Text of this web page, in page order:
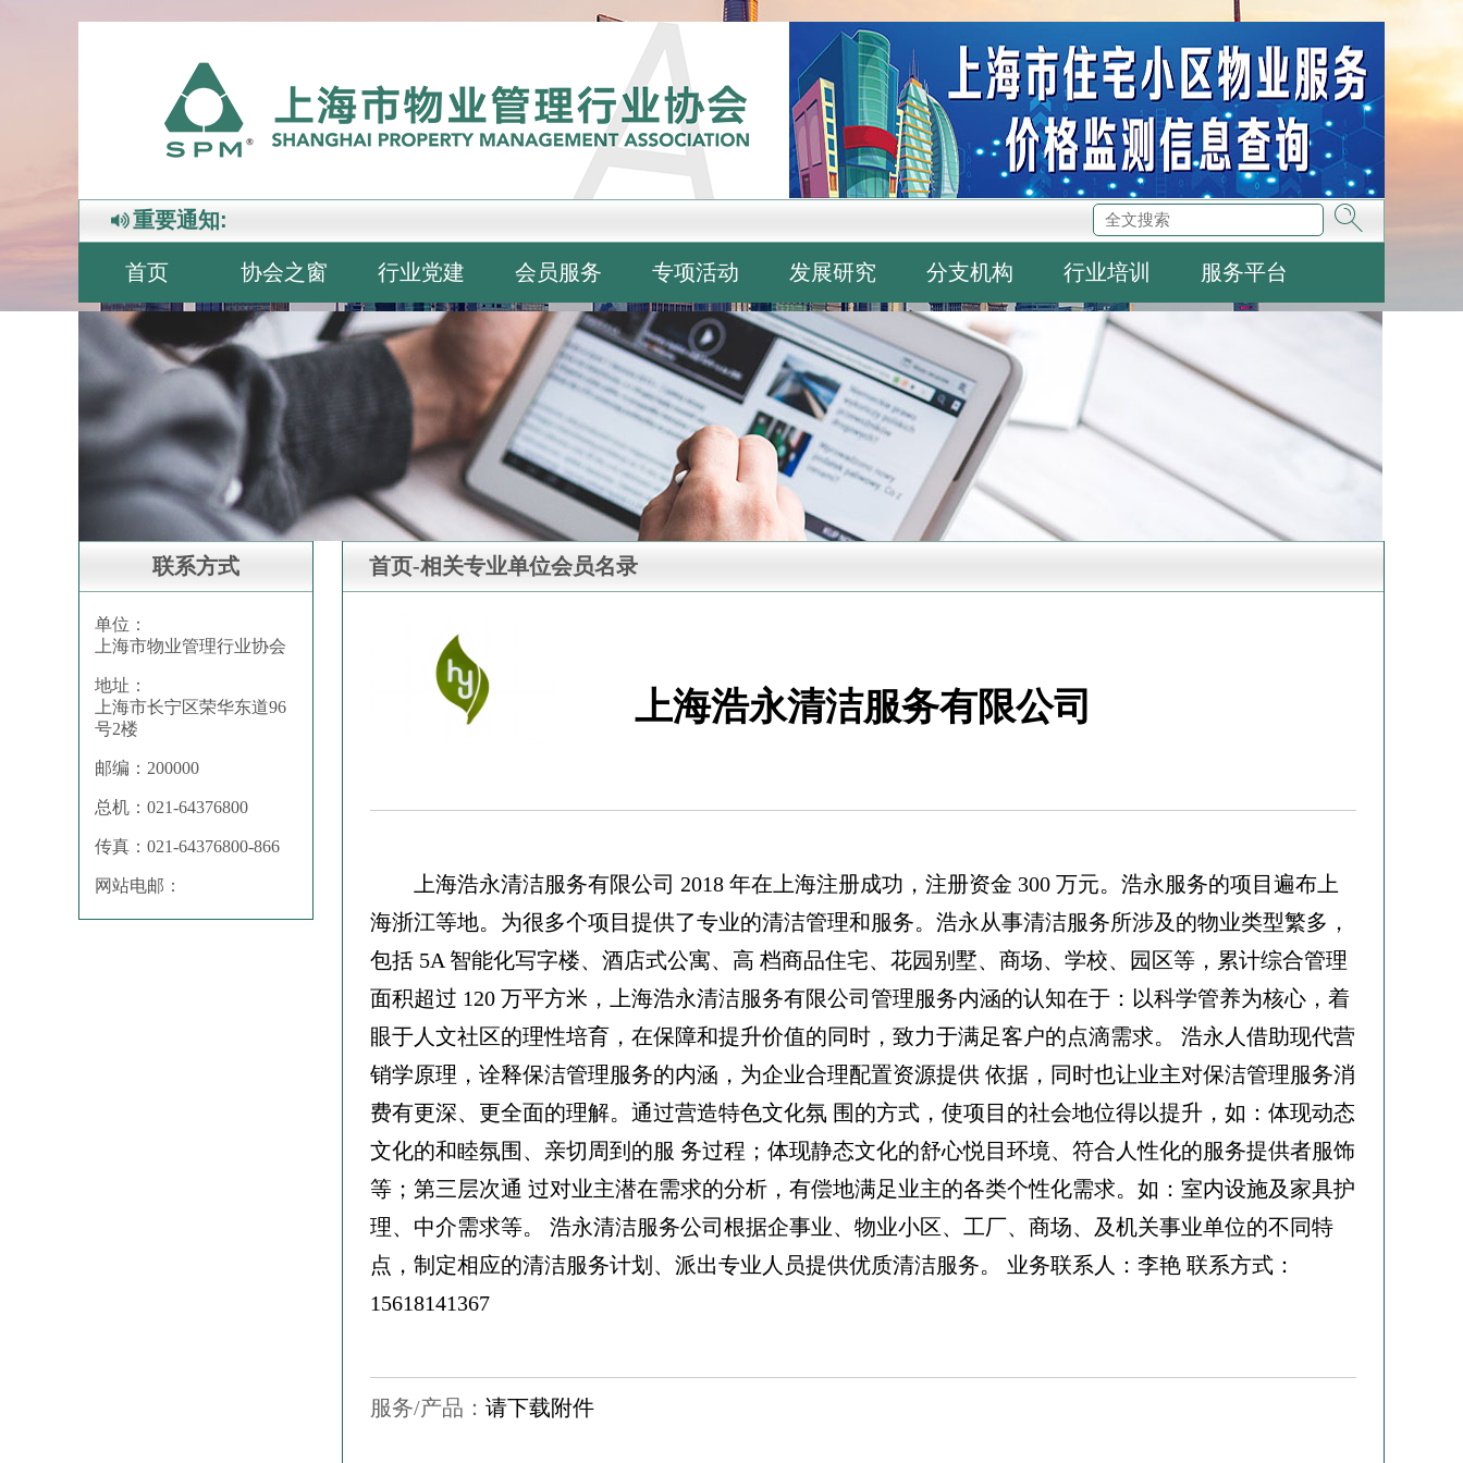
重要通知:
首页 协会之窗 行业党建 会员服务 专项活动 发展研究 分支机构 行业培训 服务平台
联系方式
单位：
上海市物业管理行业协会
地址：
上海市长宁区荣华东道96
号2楼
邮编：200000
总机：021-64376800
传真：021-64376800-866
网站电邮：
首页-相关专业单位会员名录
上海浩永清洁服务有限公司
上海浩永清洁服务有限公司 2018 年在上海注册成功，注册资金 300 万元。浩永服务的项目遍布上
海浙江等地。为很多个项目提供了专业的清洁管理和服务。浩永从事清洁服务所涉及的物业类型繁多，
包括 5A 智能化写字楼、酒店式公寓、高 档商品住宅、花园别墅、商场、学校、园区等，累计综合管理
面积超过 120 万平方米，上海浩永清洁服务有限公司管理服务内涵的认知在于：以科学管养为核心，着
眼于人文社区的理性培育，在保障和提升价值的同时，致力于满足客户的点滴需求。 浩永人借助现代营
销学原理，诠释保洁管理服务的内涵，为企业合理配置资源提供 依据，同时也让业主对保洁管理服务消
费有更深、更全面的理解。通过营造特色文化氛 围的方式，使项目的社会地位得以提升，如：体现动态
文化的和睦氛围、亲切周到的服 务过程；体现静态文化的舒心悦目环境、符合人性化的服务提供者服饰
等；第三层次通 过对业主潜在需求的分析，有偿地满足业主的各类个性化需求。如：室内设施及家具护
理、中介需求等。 浩永清洁服务公司根据企事业、物业小区、工厂、商场、及机关事业单位的不同特
点，制定相应的清洁服务计划、派出专业人员提供优质清洁服务。 业务联系人：李艳 联系方式：
15618141367
服务/产品： 请下载附件